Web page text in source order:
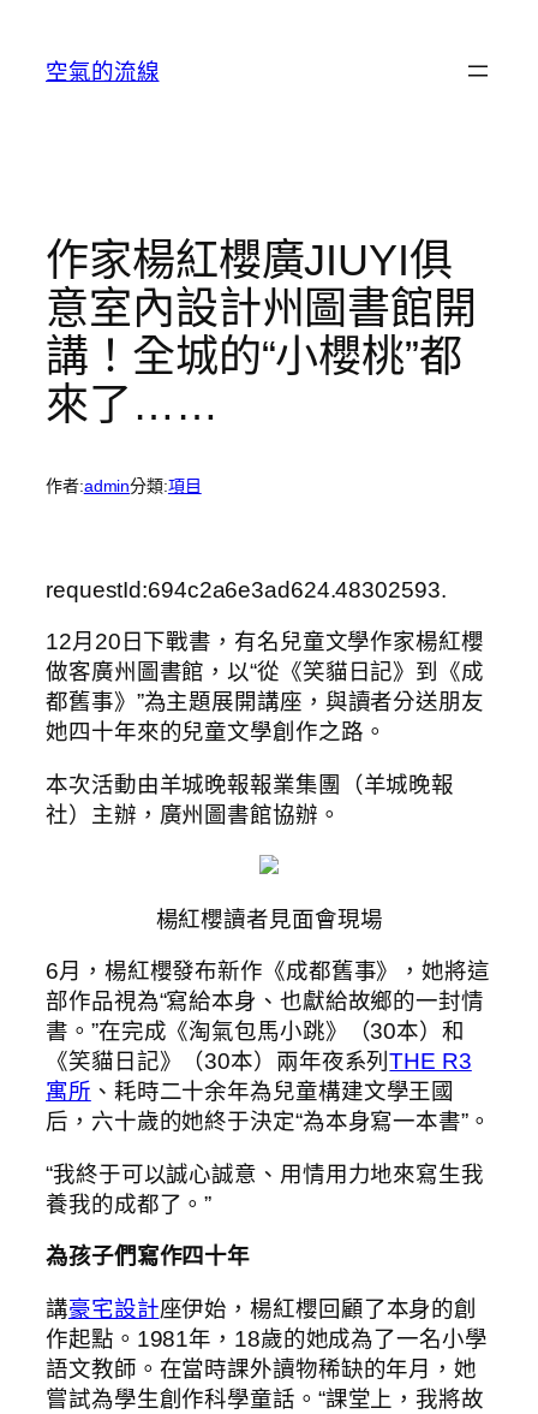
空氣的流線
作家楊紅櫻廣JIUYI俱
意室內設計州圖書館開
講！全城的“小櫻桃”都
來了……
作者:admin分類:項目
requestId:694c2a6e3ad624.48302593.
12月20日下戰書，有名兒童文學作家楊紅櫻
做客廣州圖書館，以“從《笑貓日記》到《成
都舊事》”為主題展開講座，與讀者分送朋友
她四十年來的兒童文學創作之路。
本次活動由羊城晚報報業集團（羊城晚報
社）主辦，廣州圖書館協辦。
楊紅櫻讀者見面會現場
6月，楊紅櫻發布新作《成都舊事》，她將這
部作品視為“寫給本身、也獻給故鄉的一封情
書。”在完成《淘氣包馬小跳》（30本）和
《笑貓日記》（30本）兩年夜系列THE R3
寓所 、耗時二十余年為兒童構建文學王國
后，六十歲的她終于決定“為本身寫一本書”。
“我終于可以誠心誠意、用情用力地來寫生我
養我的成都了。”
為孩子們寫作四十年
講豪宅設計座伊始，楊紅櫻回顧了本身的創
作起點。1981年，18歲的她成為了一名小學
語文教師。在當時課外讀物稀缺的年月，她
嘗試為學生創作科學童話。“課堂上，我將故